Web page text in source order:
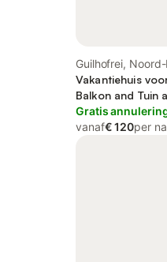
Guilhofrei,
Vakantiehuis
Balkon and Tuin
het meer
Gratis
vanaf€ 120per